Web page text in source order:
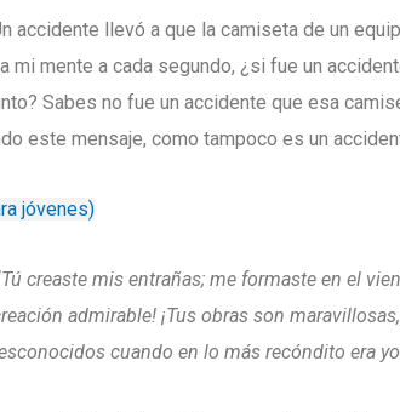
accidente llevó a que la camiseta de un
mi mente a cada segundo, ¿si fue un
Sabes no fue un accidente que esa
este mensaje, como tampoco es un
jóvenes)
Tú creaste mis entrañas; me formaste en el
admirable! ¡Tus obras son
cuando en lo más recóndito era